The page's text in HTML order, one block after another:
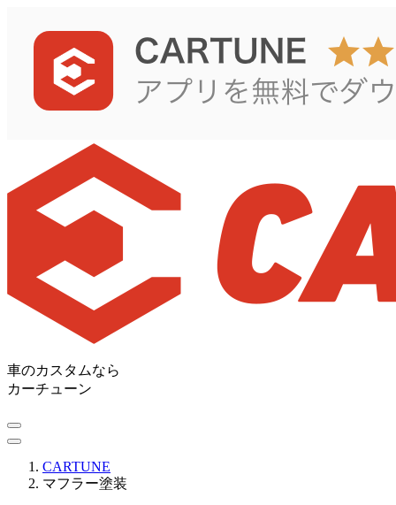
車のカスタムなら
カーチューン
CARTUNE
マフラー塗装